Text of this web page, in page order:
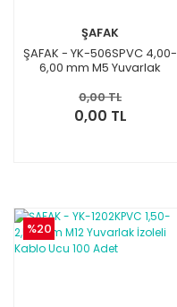
ŞAFAK
ŞAFAK - YK-506SPVC 4,00-
6,00 mm M5 Yuvarlak
0,00 TL
0,00 TL
%20